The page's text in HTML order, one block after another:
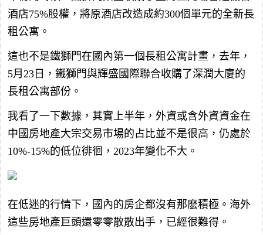
酒店75%股權，將原酒店改造成約300個單元的全新長
租公寓。
這也不是鐵獅門在國內第一個長租公寓計畫，去年，
5月23日，鐵獅門與輝盛國際聯合收購了深潤大廈的
長租公寓部份。
我看了一下數據，其實上半年，外資或含外資資金在
中國房地產大宗交易市場的占比並不是很高，仍處於
10%-15%的低位徘徊，2023年變化不大。
在低迷的行情下，國內的房企都沒有那麽積極。海外
這些房地產巨頭還零零散散出手，已經很難得。